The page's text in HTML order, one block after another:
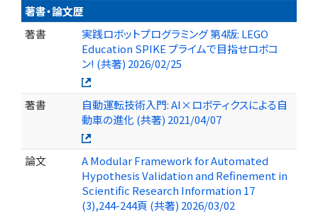
著書・論文歴
著書
実践ロボットプログラミング 第4版: LEGO
Education SPIKE プライムで目指せロボコ
ン! (共著) 2026/02/25
著書
自動運転技術入門: AI×ロボティクスによる自
動車の進化 (共著) 2021/04/07
論文
A Modular Framework for Automated
Hypothesis Validation and Refinement in
Scientific Research Information 17
(3),244-244頁 (共著) 2026/03/02